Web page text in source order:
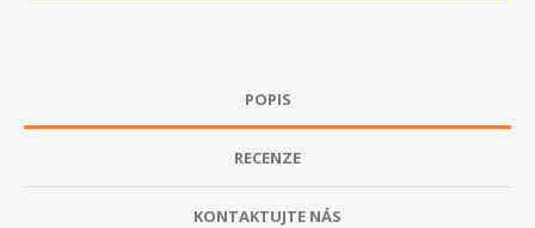
POPIS
RECENZE
KONTAKTUJTE NÁS